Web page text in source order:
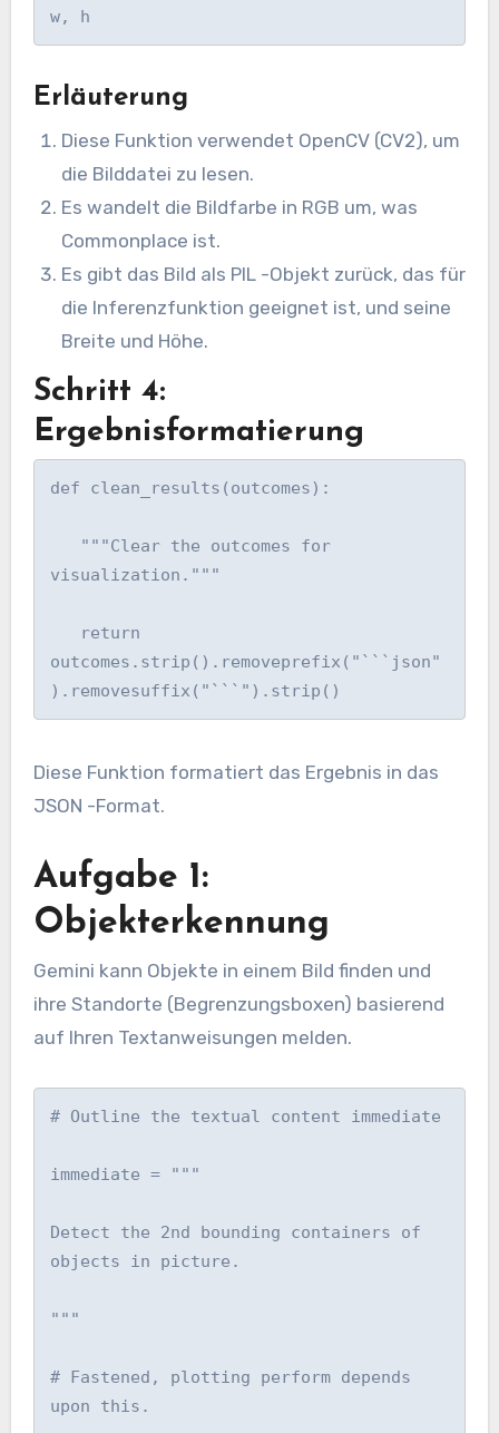
w, h
Erläuterung
Diese Funktion verwendet OpenCV (CV2), um
die Bilddatei zu lesen.
Es wandelt die Bildfarbe in RGB um, was
Commonplace ist.
Es gibt das Bild als PIL -Objekt zurück, das für
die Inferenzfunktion geeignet ist, und seine
Breite und Höhe.
Schritt 4:
Ergebnisformatierung
def clean_results(outcomes):
"""Clear the outcomes for
visualization."""
return
outcomes.strip().removeprefix("```json"
).removesuffix("```").strip()
Diese Funktion formatiert das Ergebnis in das
JSON -Format.
Aufgabe 1:
Objekterkennung
Gemini kann Objekte in einem Bild finden und
ihre Standorte (Begrenzungsboxen) basierend
auf Ihren Textanweisungen melden.
# Outline the textual content immediate
immediate = """
Detect the 2nd bounding containers of
objects in picture.
"""
# Fastened, plotting perform depends
upon this.